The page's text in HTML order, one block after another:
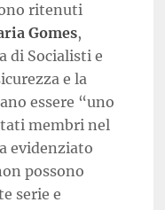
ritenuti
Gomes,
di Socialisti e
e la
essere “uno
membri nel
evidenziato
possono
serie e